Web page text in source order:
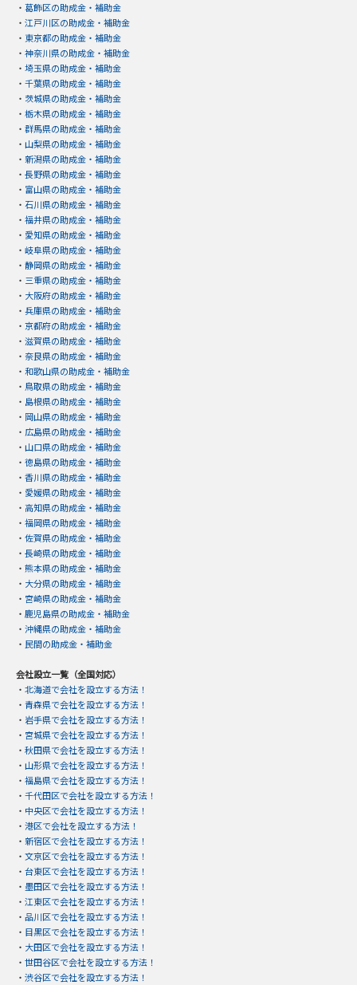
・ 葛飾区の助成金・補助金
・ 江戸川区の助成金・補助金
・ 東京都の助成金・補助金
・ 神奈川県の助成金・補助金
・ 埼玉県の助成金・補助金
・ 千葉県の助成金・補助金
・ 茨城県の助成金・補助金
・ 栃木県の助成金・補助金
・ 群馬県の助成金・補助金
・ 山梨県の助成金・補助金
・ 新潟県の助成金・補助金
・ 長野県の助成金・補助金
・ 富山県の助成金・補助金
・ 石川県の助成金・補助金
・ 福井県の助成金・補助金
・ 愛知県の助成金・補助金
・ 岐阜県の助成金・補助金
・ 静岡県の助成金・補助金
・ 三重県の助成金・補助金
・ 大阪府の助成金・補助金
・ 兵庫県の助成金・補助金
・ 京都府の助成金・補助金
・ 滋賀県の助成金・補助金
・ 奈良県の助成金・補助金
・ 和歌山県の助成金・補助金
・ 鳥取県の助成金・補助金
・ 島根県の助成金・補助金
・ 岡山県の助成金・補助金
・ 広島県の助成金・補助金
・ 山口県の助成金・補助金
・ 徳島県の助成金・補助金
・ 香川県の助成金・補助金
・ 愛媛県の助成金・補助金
・ 高知県の助成金・補助金
・ 福岡県の助成金・補助金
・ 佐賀県の助成金・補助金
・ 長崎県の助成金・補助金
・ 熊本県の助成金・補助金
・ 大分県の助成金・補助金
・ 宮崎県の助成金・補助金
・ 鹿児島県の助成金・補助金
・ 沖縄県の助成金・補助金
・ 民間の助成金・補助金
会社設立一覧（全国対応）
・ 北海道で会社を設立する方法！
・ 青森県で会社を設立する方法！
・ 岩手県で会社を設立する方法！
・ 宮城県で会社を設立する方法！
・ 秋田県で会社を設立する方法！
・ 山形県で会社を設立する方法！
・ 福島県で会社を設立する方法！
・ 千代田区で会社を設立する方法！
・ 中央区で会社を設立する方法！
・ 港区で会社を設立する方法！
・ 新宿区で会社を設立する方法！
・ 文京区で会社を設立する方法！
・ 台東区で会社を設立する方法！
・ 墨田区で会社を設立する方法！
・ 江東区で会社を設立する方法！
・ 品川区で会社を設立する方法！
・ 目黒区で会社を設立する方法！
・ 大田区で会社を設立する方法！
・ 世田谷区で会社を設立する方法！
・ 渋谷区で会社を設立する方法！